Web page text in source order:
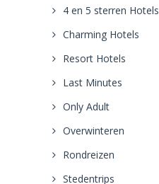
4 en 5 sterren Hotels
Charming Hotels
Resort Hotels
Last Minutes
Only Adult
Overwinteren
Rondreizen
Stedentrips